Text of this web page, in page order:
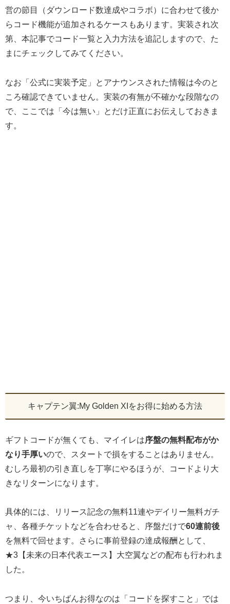
営の節目（ダウンロード数達成やコラボ）に合わせて後か
らコード機能が追加されるケースもあります。実装され次
第、本記事でコード一覧と入力方法を追記しますので、た
まにチェックしてみてください。
なお「公式に実装予定」とアナウンスされた情報は今のと
ころ確認できていません。実装の有無が不確かな段階なの
で、ここでは「今は無い」とだけ正直にお伝えしておきま
す。
キャプテン翼:My Golden XIをお得に始める方法
ギフトコードが無くても、マイイレは序盤の無料配布がか
なり手厚いので、スタートで損をすることはありません。
むしろ最初の引き直しを丁寧にやるほうが、コードより大
きなリターンになります。
具体的には、リリース記念の無料11連やデイリー無料ガチ
ャ、各種チケットなどを合わせると、序盤だけで60連前後
を無料で回せます。さらに事前登録の達成報酬として、
★3【未来の日本代表エース】大空翼などの配布も行われま
した。
つまり、今いちばんお得なのは「コードを探すこと」では